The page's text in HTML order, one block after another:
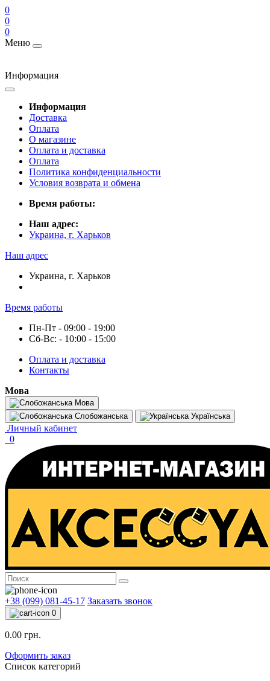
0
0
0
Меню
Информация
Информация
Доставка
Оплата
О магазине
Оплата и доставка
Оплата
Политика конфиденциальности
Условия возврата и обмена
Время работы:
Наш адрес:
Украина, г. Харьков
Наш адрес
Украина, г. Харьков
Время работы
Пн-Пт - 09:00 - 19:00
Сб-Вс: - 10:00 - 15:00
Оплата и доставка
Контакты
Мова
Мова
Слобожанська
Українська
Личный кабинет
0
+38 (099) 081-45-17 Заказать звонок
0
0.00 грн.
Оформить заказ
Список категорий